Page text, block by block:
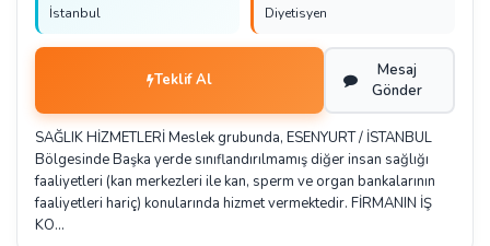
İstanbul
Diyetisyen
Teklif Al
Mesaj
Gönder
SAĞLIK HİZMETLERİ Meslek grubunda, ESENYURT / İSTANBUL
Bölgesinde Başka yerde sınıflandırılmamış diğer insan sağlığı
faaliyetleri (kan merkezleri ile kan, sperm ve organ bankalarının
faaliyetleri hariç) konularında hizmet vermektedir. FİRMANIN İŞ
KO…